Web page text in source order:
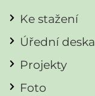
Ke stažení
Úřední deska
Projekty
Foto